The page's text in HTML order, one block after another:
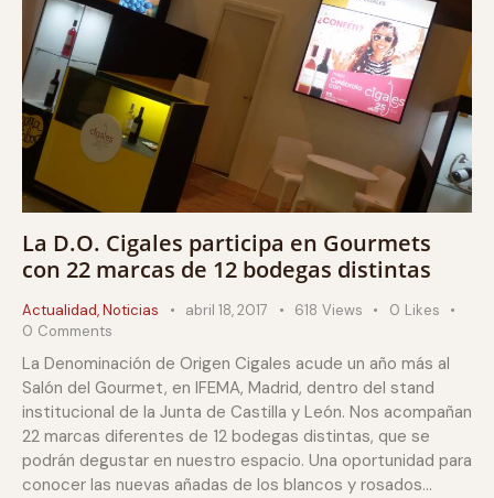
La D.O. Cigales participa en Gourmets
con 22 marcas de 12 bodegas distintas
Actualidad,Noticias abril 18, 2017 618 Views 0 Likes
0 Comments
La Denominación de Origen Cigales acude un año más al
Salón del Gourmet, en IFEMA, Madrid, dentro del stand
institucional de la Junta de Castilla y León. Nos acompañan
22 marcas diferentes de 12 bodegas distintas, que se
podrán degustar en nuestro espacio. Una oportunidad para
conocer las nuevas añadas de los blancos y rosados…